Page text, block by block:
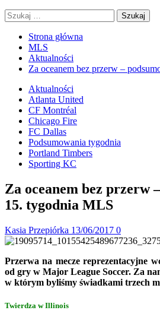
Szukaj:
Strona główna
MLS
Aktualności
Za oceanem bez przerw –
Aktualności
Atlanta United
CF Montréal
Chicago Fire
FC Dallas
Podsumowania tygodnia
Portland Timbers
Sporting KC
Za oceanem bez przerw
15. tygodnia MLS
Kasia Przepiórka 13/06/2017 0
Przerwa na mecze reprezentacyjne
od gry w Major League Soccer. Za
w którym byliśmy świadkami trzech
Twierdza w Illinois